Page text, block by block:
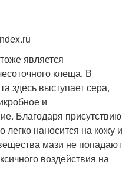
является
клеща. В
здесь выступает сера,
и
Благодаря присутствию
легко наносится на кожу и
мази не попадают
воздействия на